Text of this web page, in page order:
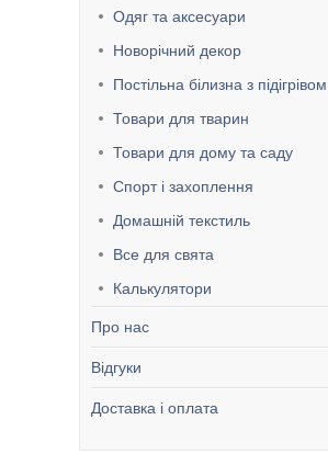
Одяг та аксесуари
Новорічний декор
Постільна білизна з підігрівом
Товари для тварин
Товари для дому та саду
Спорт і захоплення
Домашній текстиль
Все для свята
Калькулятори
Про нас
Відгуки
Доставка і оплата